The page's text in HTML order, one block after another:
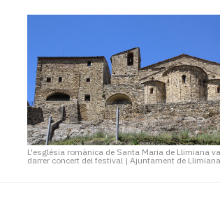
L'església romànica de Santa Maria de Llimiana
darrer concert del festival |Ajuntament de